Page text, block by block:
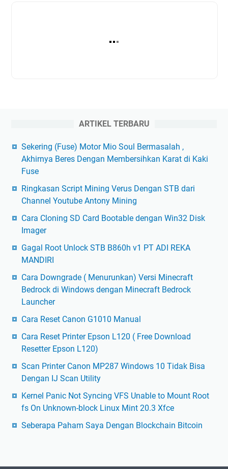
ARTIKEL TERBARU
Sekering (Fuse) Motor Mio Soul Bermasalah ,
Akhirnya Beres Dengan Membersihkan Karat di Kaki
Fuse
Ringkasan Script Mining Verus Dengan STB dari
Channel Youtube Antony Mining
Cara Cloning SD Card Bootable dengan Win32 Disk
Imager
Gagal Root Unlock STB B860h v1 PT ADI REKA
MANDIRI
Cara Downgrade ( Menurunkan) Versi Minecraft
Bedrock di Windows dengan Minecraft Bedrock
Launcher
Cara Reset Canon G1010 Manual
Cara Reset Printer Epson L120 ( Free Download
Resetter Epson L120)
Scan Printer Canon MP287 Windows 10 Tidak Bisa
Dengan IJ Scan Utility
Kernel Panic Not Syncing VFS Unable to Mount Root
fs On Unknown-block Linux Mint 20.3 Xfce
Seberapa Paham Saya Dengan Blockchain Bitcoin